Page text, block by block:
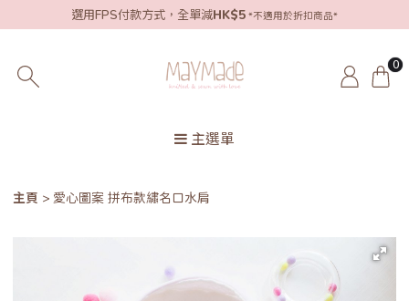
選用FPS付款方式，全單減HK$5 *不適用於折扣商品*
0
主選單
主頁 愛心圖案 拼布款繡名口水肩